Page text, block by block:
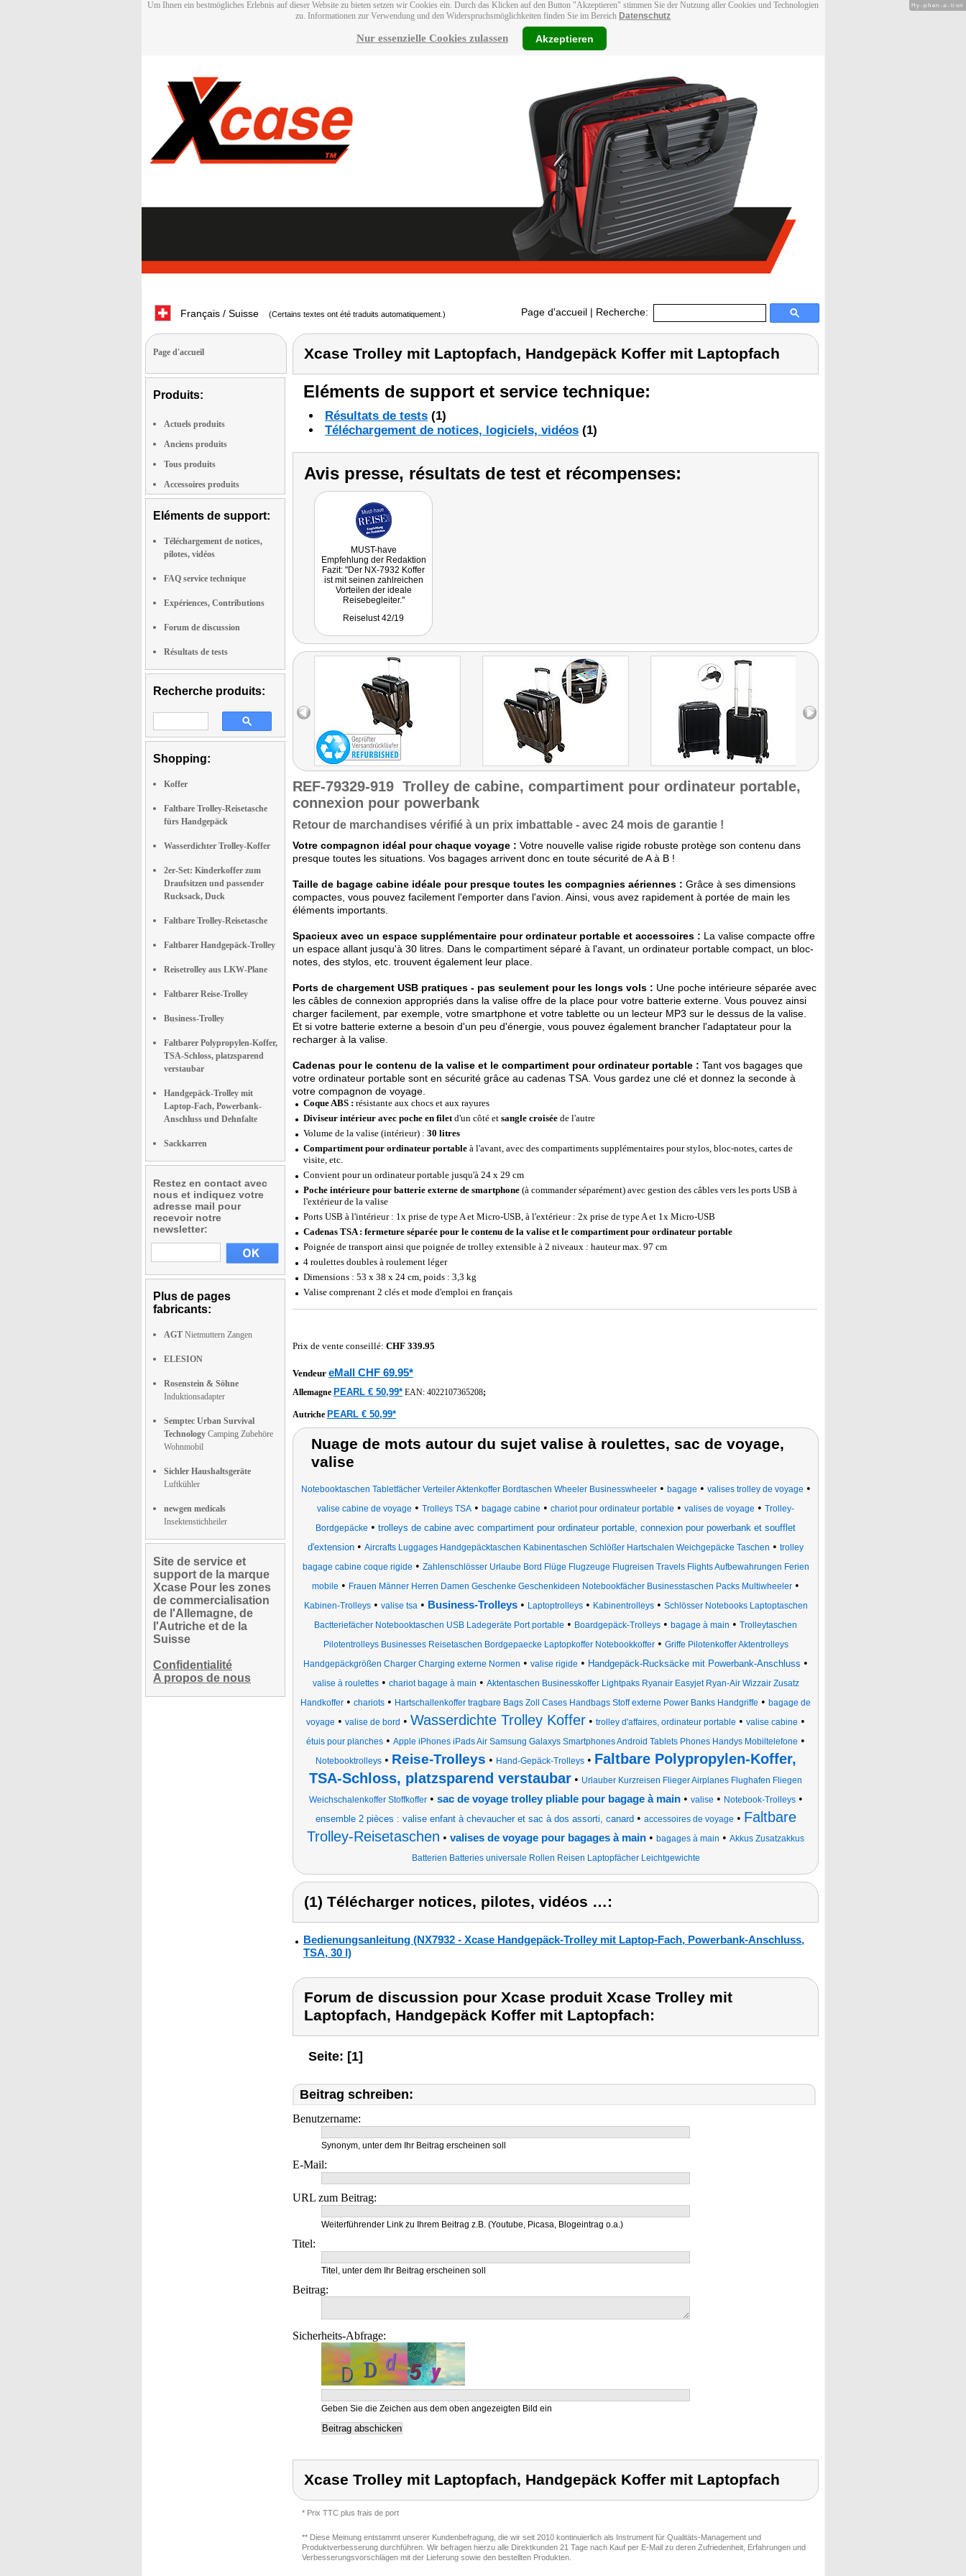
Um Ihnen ein bestmögliches Erlebnis auf dieser Website zu bieten setzen wir Cookies ein. Durch das Klicken auf den Button "Akzeptieren" stimmen Sie der Nutzung aller Cookies und Technologien
zu. Informationen zur Verwendung und den Widerspruchsmöglichkeiten finden Sie im Bereich Datenschutz
Nur essenzielle Cookies zulassen Akzeptieren
Français / Suisse (Certains textes ont été traduits automatiquement.) Page d'accueil | Recherche:
Page d'accueil
Produits:
Actuels produits
Anciens produits
Tous produits
Accessoires produits
Eléments de support:
Téléchargement de notices,
pilotes, vidéos
FAQ service technique
Expériences, Contributions
Forum de discussion
Résultats de tests
Recherche produits:
Shopping:
Koffer
Faltbare Trolley-Reisetasche
fürs Handgepäck
Wasserdichter Trolley-Koffer
2er-Set: Kinderkoffer zum
Draufsitzen und passender
Rucksack, Duck
Faltbare Trolley-Reisetasche
Faltbarer Handgepäck-Trolley
Reisetrolley aus LKW-Plane
Faltbarer Reise-Trolley
Business-Trolley
Faltbarer Polypropylen-Koffer,
TSA-Schloss, platzsparend
verstaubar
Handgepäck-Trolley mit
Laptop-Fach, Powerbank-
Anschluss und Dehnfalte
Sackkarren
Restez en contact avec
nous et indiquez votre
adresse mail pour
recevoir notre
newsletter:
Plus de pages
fabricants:
AGT Nietmuttern Zangen
ELESION
Rosenstein & Söhne
Induktionsadapter
Semptec Urban Survival
Technology Camping Zubehöre
Wohnmobil
Sichler Haushaltsgeräte
Luftkühler
newgen medicals
Insektenstichheiler
Site de service et
support de la marque
Xcase Pour les zones
de commercialisation
de l'Allemagne, de
l'Autriche et de la
Suisse
Confidentialité
A propos de nous
Xcase Trolley mit Laptopfach, Handgepäck Koffer mit Laptopfach
Eléments de support et service technique:
Résultats de tests (1)
Téléchargement de notices, logiciels, vidéos (1)
Avis presse, résultats de test et récompenses:
MUST-have
Empfehlung der Redaktion
Fazit: "Der NX-7932 Koffer
ist mit seinen zahlreichen
Vorteilen der ideale
Reisebegleiter."
Reiselust 42/19
REF-79329-919 Trolley de cabine, compartiment pour ordinateur portable,
connexion pour powerbank
Retour de marchandises vérifié à un prix imbattable - avec 24 mois de garantie !
Votre compagnon idéal pour chaque voyage : Votre nouvelle valise rigide robuste protège son contenu dans
presque toutes les situations. Vos bagages arrivent donc en toute sécurité de A à B !
Taille de bagage cabine idéale pour presque toutes les compagnies aériennes : Grâce à ses dimensions
compactes, vous pouvez facilement l'emporter dans l'avion. Ainsi, vous avez rapidement à portée de main les
éléments importants.
Spacieux avec un espace supplémentaire pour ordinateur portable et accessoires : La valise compacte offre
un espace allant jusqu'à 30 litres. Dans le compartiment séparé à l'avant, un ordinateur portable compact, un bloc-
notes, des stylos, etc. trouvent également leur place.
Ports de chargement USB pratiques - pas seulement pour les longs vols : Une poche intérieure séparée avec
les câbles de connexion appropriés dans la valise offre de la place pour votre batterie externe. Vous pouvez ainsi
charger facilement, par exemple, votre smartphone et votre tablette ou un lecteur MP3 sur le dessus de la valise.
Et si votre batterie externe a besoin d'un peu d'énergie, vous pouvez également brancher l'adaptateur pour la
recharger à la valise.
Cadenas pour le contenu de la valise et le compartiment pour ordinateur portable : Tant vos bagages que
votre ordinateur portable sont en sécurité grâce au cadenas TSA. Vous gardez une clé et donnez la seconde à
votre compagnon de voyage.
Coque ABS : résistante aux chocs et aux rayures
Diviseur intérieur avec poche en filetd'un côté et sangle croisée de l'autre
Volume de la valise (intérieur) : 30 litres
Compartiment pour ordinateur portable à l'avant, avec des compartiments supplémentaires pour stylos, bloc-notes, cartes de
visite, etc.
Convient pour un ordinateur portable jusqu'à 24 x 29 cm
Poche intérieure pour batterie externe de smartphone (à commander séparément) avec gestion des câbles vers les ports USB à
l'extérieur de la valise
Ports USB à l'intérieur : 1x prise de type A et Micro-USB, à l'extérieur : 2x prise de type A et 1x Micro-USB
Cadenas TSA : fermeture séparée pour le contenu de la valise et le compartiment pour ordinateur portable
Poignée de transport ainsi que poignée de trolley extensible à 2 niveaux : hauteur max. 97 cm
4 roulettes doubles à roulement léger
Dimensions : 53 x 38 x 24 cm, poids : 3,3 kg
Valise comprenant 2 clés et mode d'emploi en français
Prix de vente conseillé: CHF 339.95
Vendeur eMall CHF 69.95*
Allemagne PEARL € 50,99* EAN: 4022107365208;
Autriche PEARL € 50,99*
Nuage de mots autour du sujet valise à roulettes, sac de voyage,
valise
Notebooktaschen Tabletfächer Verteiler Aktenkoffer Bordtaschen Wheeler Businesswheeler• bagage • valises trolley de voyage •
valise cabine de voyage • Trolleys TSA • bagage cabine • chariot pour ordinateur portable • valises de voyage • Trolley-
Bordgepäcke • trolleys de cabine avec compartiment pour ordinateur portable, connexion pour powerbank et soufflet
d'extension • Aircrafts Luggages Handgepäcktaschen Kabinentaschen Schlößer Hartschalen Weichgepäcke Taschen • trolley
bagage cabine coque rigide • Zahlenschlösser Urlaube Bord Flüge Flugzeuge Flugreisen Travels Flights Aufbewahrungen Ferien
mobile • Frauen Männer Herren Damen Geschenke Geschenkideen Notebookfächer Businesstaschen Packs Multiwheeler •
Kabinen-Trolleys• valise tsa • Business-Trolleys• Laptoptrolleys• Kabinentrolleys• Schlösser Notebooks Laptoptaschen
Bactteriefächer Notebooktaschen USB Ladegeräte Port portable • Boardgepäck-Trolleys • bagage à main • Trolleytaschen
Pilotentrolleys Businesses Reisetaschen Bordgepaecke Laptopkoffer Notebookkoffer• Griffe Pilotenkoffer Aktentrolleys
Handgepäckgrößen Charger Charging externe Normen • valise rigide • Handgepäck-Rucksäcke mit Powerbank-Anschluss •
valise à roulettes• chariot bagage à main • Aktentaschen Businesskoffer Lightpaks Ryanair Easyjet Ryan-Air Wizzair Zusatz
Handkoffer • chariots • Hartschallenkoffer tragbare Bags Zoll Cases Handbags Stoff externe Power Banks Handgriffe • bagage de
voyage • valise de bord • Wasserdichte Trolley Koffer • trolley d'affaires, ordinateur portable • valise cabine •
étuis pour planches • Apple iPhones iPads Air Samsung Galaxys Smartphones Android Tablets Phones Handys Mobiltelefone •
Notebooktrolleys• Reise-Trolleys • Hand-Gepäck-Trolleys• Faltbare Polypropylen-Koffer,
TSA-Schloss, platzsparend verstaubar • Urlauber Kurzreisen Flieger Airplanes Flughafen Fliegen
Weichschalenkoffer Stoffkoffer• sac de voyage trolley pliable pour bagage à main• valise • Notebook-Trolleys•
ensemble 2 pièces : valise enfant à chevaucher et sac à dos assorti, canard• accessoires de voyage • Faltbare
Trolley-Reisetaschen • valises de voyage pour bagages à main • bagages à main • Akkus Zusatzakkus
Batterien Batteries universale Rollen Reisen Laptopfächer Leichtgewichte
(1) Télécharger notices, pilotes, vidéos …:
Bedienungsanleitung (NX7932 - Xcase Handgepäck-Trolley mit Laptop-Fach, Powerbank-Anschluss,
TSA, 30 l)
Forum de discussion pour Xcase produit Xcase Trolley mit
Laptopfach, Handgepäck Koffer mit Laptopfach:
Seite: [1]
Beitrag schreiben:
Benutzername:
Synonym, unter dem Ihr Beitrag erscheinen soll
E-Mail:
URL zum Beitrag:
Weiterführender Link zu Ihrem Beitrag z.B. (Youtube, Picasa, Blogeintrag o.a.)
Titel:
Titel, unter dem Ihr Beitrag erscheinen soll
Beitrag:
Sicherheits-Abfrage:
Geben Sie die Zeichen aus dem oben angezeigten Bild ein
Xcase Trolley mit Laptopfach, Handgepäck Koffer mit Laptopfach
* Prix TTC plus frais de port
** Diese Meinung entstammt unserer Kundenbefragung, die wir seit 2010 kontinuierlich als Instrument für Qualitäts-Management und
Produktverbesserung durchführen. Wir befragen hierzu alle Direktkunden 21 Tage nach Kauf per E-Mail zu deren Zufriedenheit, Erfahrungen und
Verbesserungsvorschlägen mit der Lieferung sowie den bestellten Produkten.
Hy-phen-a-tion